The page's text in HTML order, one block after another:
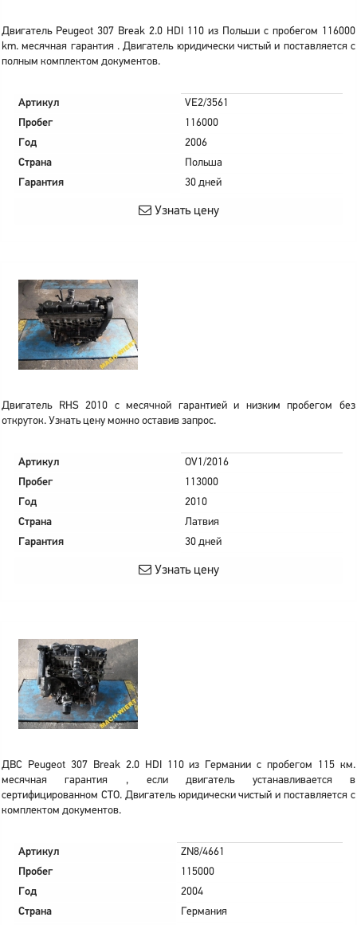
Двигатель Peugeot 307 Break 2.0 HDI 110 из Польши с пробегом 116000
km. месячная гарантия . Двигатель юридически чистый и поставляется с
полным комплектом документов.
Артикул
VE2/3561
Пробег
116000
Год
2006
Страна
Польша
Гарантия
30 дней
Узнать цену
Двигатель RHS 2010 с месячной гарантией и низким пробегом без
откруток. Узнать цену можно оставив запрос.
Артикул
OV1/2016
Пробег
113000
Год
2010
Страна
Латвия
Гарантия
30 дней
Узнать цену
ДВС Peugeot 307 Break 2.0 HDI 110 из Германии с пробегом 115 км.
месячная гарантия , если двигатель устанавливается в
сертифицированном СТО. Двигатель юридически чистый и поставляется с
комплектом документов.
Артикул
ZN8/4661
Пробег
115000
Год
2004
Страна
Германия